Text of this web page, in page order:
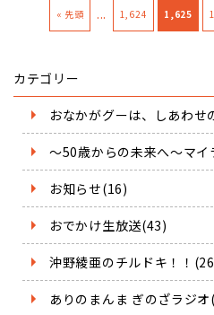
« 先頭 ... 1,624 1,625
カテゴリー
おなかがグーは、しあわせ
～50歳からの未来へ～マ
お知らせ(16)
おでかけ生放送(43)
沖野綾亜のチルドキ！！
ありのまんま ぎのざラジ